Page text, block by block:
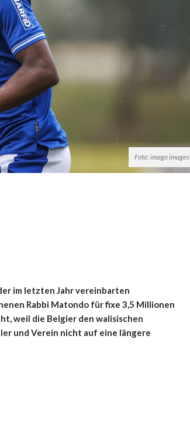
Foto: imago images
im letzten Jahr vereinbarten
Rabbi Matondo für fixe 3,5 Millionen
weil die Belgier den walisischen
und Verein nicht auf eine längere